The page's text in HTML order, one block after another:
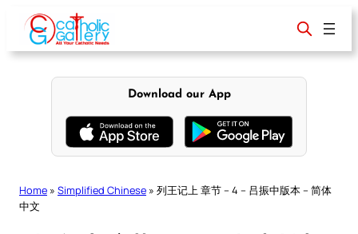
content
Download our App
Home » Simplified Chinese » 列王记上 章节 – 4 – 吕振中版本 – 简体
中文